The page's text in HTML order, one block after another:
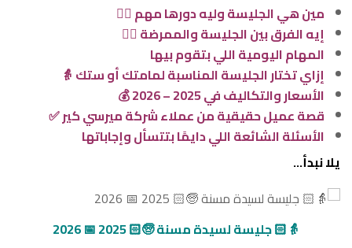
مين هي الجليسة وليه دورها مهم 💁‍♀️
إيه الفرق بين الجليسة والممرضة 👩‍⚕️
المهام اليومية اللي بتقوم بيها
إزاي تختار الجليسة المناسبة لمامتك أو ستك 👵
الأسعار والتكاليف في 2025 – 2026 💰
قصة عميل حقيقية من عملاء شركة ميرسي كير ✅
الأسئلة الشائعة اللي دايمًا بتتسأل وإجاباتها
يلا نبدأ…
👵🏻 جليسة لسيدة مسنة 🧓🏻 2025 📅 2026